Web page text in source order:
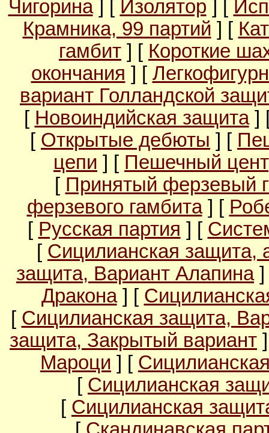
Чигорина] [ Изолятор ] [
Крамника, 99 партий ] [
гамбит ] [ Короткие
окончания ] [
вариант Голландской
[ Новоиндийская защита]
[ Открытые дебюты ] [
цепи ] [ Пешечный
[ Принятый ферзевый
ферзевого гамбита] [
[ Русская партия ] [
[ Сицилианская защита,
защита, Вариант Алапина]
Дракона] [
[ Сицилианская защита,
защита, Закрытый вариант
Мароци ] [
[ Сицилианская
[ Сицилианская